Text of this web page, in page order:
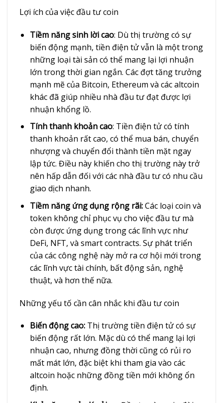
Lợi ích của việc đầu tư coin
Tiềm năng sinh lời cao: Dù thị trường có sự
biến động mạnh, tiền điện tử vẫn là một trong
những loại tài sản có thể mang lại lợi nhuận
lớn trong thời gian ngắn. Các đợt tăng trưởng
mạnh mẽ của Bitcoin, Ethereum và các altcoin
khác đã giúp nhiều nhà đầu tư đạt được lợi
nhuận khổng lồ.
Tính thanh khoản cao: Tiền điện tử có tính
thanh khoản rất cao, có thể mua bán, chuyển
nhượng và chuyển đổi thành tiền mặt ngay
lập tức. Điều này khiến cho thị trường này trở
nên hấp dẫn đối với các nhà đầu tư có nhu cầu
giao dịch nhanh.
Tiềm năng ứng dụng rộng rãi:Các loại coin và
token không chỉ phục vụ cho việc đầu tư mà
còn được ứng dụng trong các lĩnh vực như
DeFi, NFT, và smart contracts. Sự phát triển
của các công nghệ này mở ra cơ hội mới trong
các lĩnh vực tài chính, bất động sản, nghệ
thuật, và hơn thế nữa.
Những yếu tố cần cân nhắc khi đầu tư coin
Biến động cao:Thị trường tiền điện tử có sự
biến động rất lớn. Mặc dù có thể mang lại lợi
nhuận cao, nhưng đồng thời cũng có rủi ro
mất mát lớn, đặc biệt khi tham gia vào các
altcoin hoặc những đồng tiền mới không ổn
định.